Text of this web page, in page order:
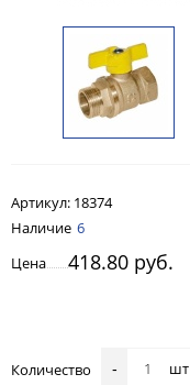
Артикул: 18374
Наличие 6
Цена
418.80 руб.
Количество - шт